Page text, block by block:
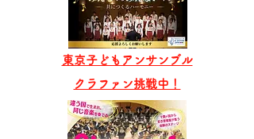
東京子どもアンサンブル
​クラファン挑戦中！